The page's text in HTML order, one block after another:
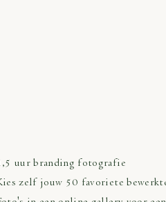
uur branding fotografie
zelf jouw 50 favoriete